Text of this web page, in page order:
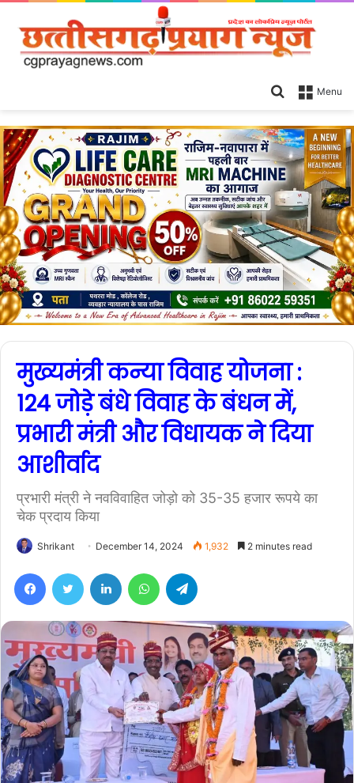
Menu
Search
मुख्यमंत्री कन्या विवाह योजना :
124 जोड़े बंधे विवाह के बंधन में,
प्रभारी मंत्री और विधायक ने दिया
आशीर्वाद
प्रभारी मंत्री ने नवविवाहित जोड़ो को 35-35 हजार रूपये का
चेक प्रदाय किया
Shrikant December 14, 2024 1,932 2 minutes read